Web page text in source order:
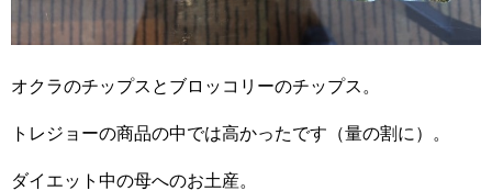
オクラのチップスとブロッコリーのチップス。
トレジョーの商品の中では高かったです（量の割に）。
ダイエット中の母へのお土産。